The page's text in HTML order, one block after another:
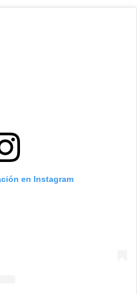
en Instagram